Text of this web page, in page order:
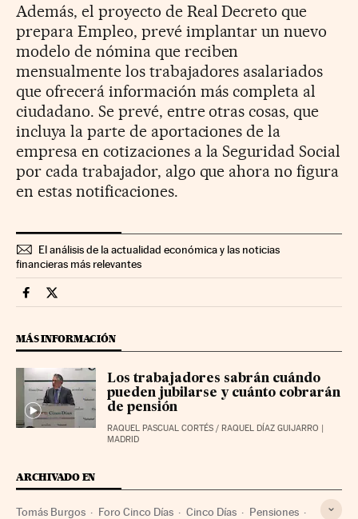
Además, el proyecto de Real Decreto que
prepara Empleo, prevé implantar un nuevo
modelo de nómina que reciben
mensualmente los trabajadores asalariados
que ofrecerá información más completa al
ciudadano. Se prevé, entre otras cosas, que
incluya la parte de aportaciones de la
empresa en cotizaciones a la Seguridad Social
por cada trabajador, algo que ahora no figura
en estas notificaciones.
El análisis de la actualidad económica y las noticias
financieras más relevantes
Economia Cinco Días en Facebook
Economia Cinco Días en Twitter
MÁS INFORMACIÓN
Los trabajadores sabrán cuándo
pueden jubilarse y cuánto cobrarán
de pensión
RAQUEL PASCUAL CORTÉS / RAQUEL DÍAZ GUIJARRO |
MADRID
ARCHIVADO EN
Tomás Burgos Foro Cinco Días Cinco Días Pensiones